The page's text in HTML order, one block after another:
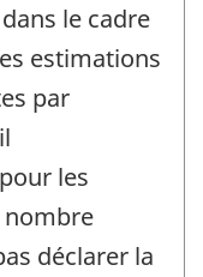
le cadre
estimations
par
les
nombre
déclarer la